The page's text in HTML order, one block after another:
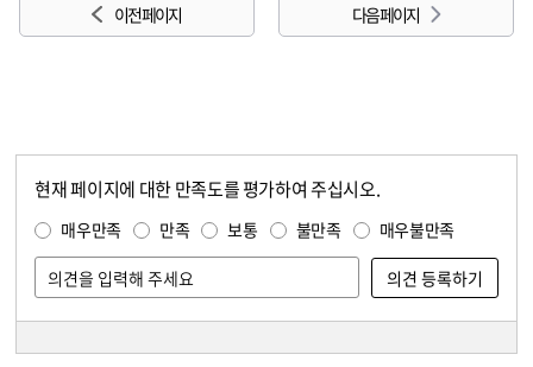
이전 페이지 다음 페이지
현재 페이지에 대한 만족도를 평가하여 주십시오.
매우만족 만족 보통 불만족 매우불만족